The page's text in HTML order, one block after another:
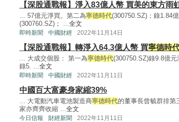
【深股通戰報】淨入83億人幣 買美的東方雨
... 57億元淨買。第二為寧德時代(300750.SZ)；錄1.84
(300760.SZ)； ...全文
即時新聞 中國財經 2022年11月14日
【深股通戰報】轉淨入64.3億人幣 買寧德時
... 大成交個股： 第一為寧德時代(300750.SZ)錄9.8億元
錄5. ...全文
即時新聞 中國財經 2022年11月11日
中國百大富豪身家縮39%
... 大電動汽車電池製造商寧德時代的董事長曾毓群排第
家亦齊齊收縮 ...全文
今日信報 財經新聞 2022年11月11日